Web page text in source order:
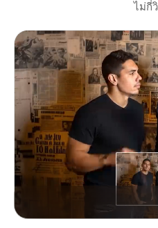
ไม่กี่